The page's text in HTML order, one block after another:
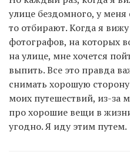
улице бездомного, у
то отбирают. Когда я
фотографов, на которых
на улице, мне хочется
выпить. Все это правда
снимать хорошую
моих путешествий, из-за
про хорошие вещи в
угодно. Я иду этим путем.